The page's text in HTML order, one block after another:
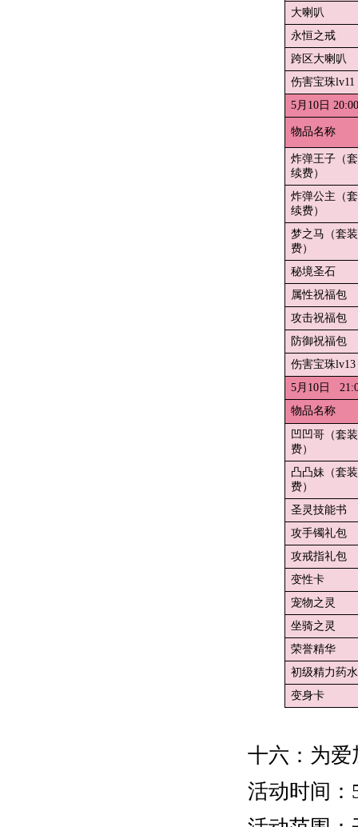
大喇叭
永恒之戒
跨区大喇叭
伤害宝珠lv11
5月10日
物品名称
炸弹王子（
续费）
炸弹公主（
续费）
梦之马（套
费）
秘境圣石
属性祝福包
攻击祝福包
防御祝福包
伤害宝珠lv13
5月10日
物品名称
凹凹哥（套
费）
凸凸妹（套
费）
圣灵技能书
攻手镯礼包
攻戒指礼包
变性卡
宠物之灵
坐骑之灵
荣誉精华
初级精力药水
变身卡
十六：为爱
活动时间：